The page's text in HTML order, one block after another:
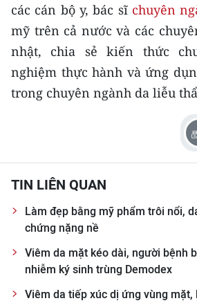
các cán bộ y, bác sĩ chuyên
mỹ trên cả nước và các
nhật, chia sẻ kiến thức
nghiệm thực hành và ứng
trong chuyên ngành da liễu
TIN LIÊN QUAN
Làm đẹp bằng mỹ phẩm trôi nổi,
chứng nặng nề
Viêm da mặt kéo dài, người bệnh
nhiễm ký sinh trùng Demodex
Viêm da tiếp xúc dị ứng vùng mặt,